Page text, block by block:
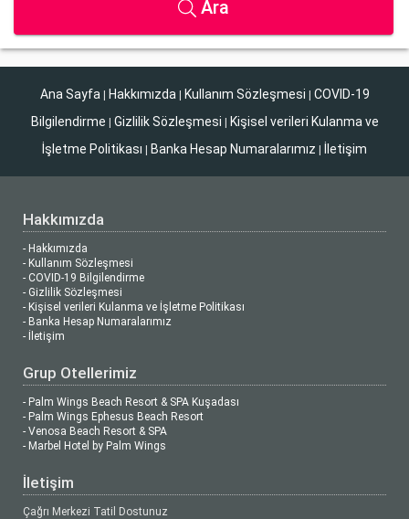
Ara
Ana Sayfa | Hakkımızda | Kullanım Sözleşmesi | COVID-19
Bilgilendirme | Gizlilik Sözleşmesi | Kişisel verileri Kulanma ve
İşletme Politikası | Banka Hesap Numaralarımız | İletişim
Hakkımızda
- Hakkımızda
- Kullanım Sözleşmesi
- COVID-19 Bilgilendirme
- Gizlilik Sözleşmesi
- Kişisel verileri Kulanma ve İşletme Politikası
- Banka Hesap Numaralarımız
- İletişim
Grup Otellerimiz
- Palm Wings Beach Resort & SPA Kuşadası
- Palm Wings Ephesus Beach Resort
- Venosa Beach Resort & SPA
- Marbel Hotel by Palm Wings
İletişim
Çağrı Merkezi Tatil Dostunuz